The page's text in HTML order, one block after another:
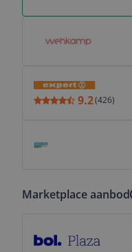
9.2(426)
Marketplace aanbod